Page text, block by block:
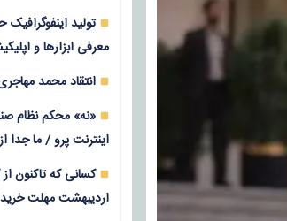
تولید
معرفی ابزارها و
انتقاد محمد
اینترنت پرو / ما جدا
اردیبهشت مهلت خرید